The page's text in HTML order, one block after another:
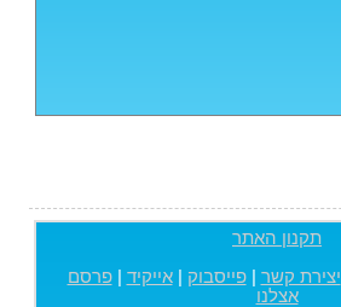
תקנון האתר
יצירת קשר |פייסבוק |אייקיד |פרסם
אצלנו